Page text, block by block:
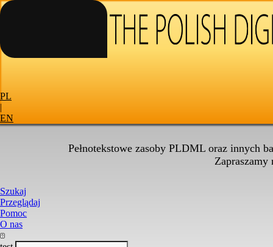
PL
|
EN
Pełnotekstowe zasoby PLDML oraz innych
Zapraszamy
Szukaj
Przeglądaj
Pomoc
O nas